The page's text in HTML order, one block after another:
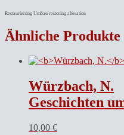
Restaurierung Umbau restoring alteration
Ähnliche Produkte
Würzbach, N.
Geschichten
10,00 €